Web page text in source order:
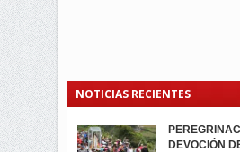
NOTICIAS RECIENTES
DEVOCIÓN
PROCESIÓN
DE LA
SEGUNDA
ELECCIONES